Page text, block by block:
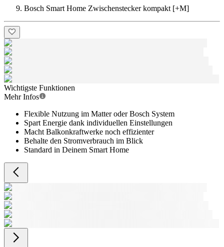
Bosch Smart Home Zwischenstecker kompakt [+M]
Wichtigste Funktionen
Mehr Infos
Flexible Nutzung im Matter oder Bosch System
Spart Energie dank individuellen Einstellungen
Macht Balkonkraftwerke noch effizienter
Behalte den Stromverbrauch im Blick
Standard in Deinem Smart Home